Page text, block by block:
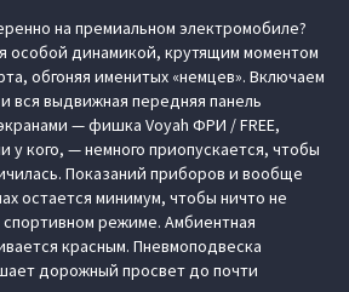
на премиальном электромобиле?
особой динамикой, крутящим моментом
обгоняя именитых «немцев». Включаем
вся выдвижная передняя панель
— фишка Voyah ФРИ / FREE,
у кого, — немного приопускается, чтобы
Показаний приборов и вообще
остается минимум, чтобы ничто не
режиме. Амбиентная
красным. Пневмоподвеска
дорожный просвет до почти